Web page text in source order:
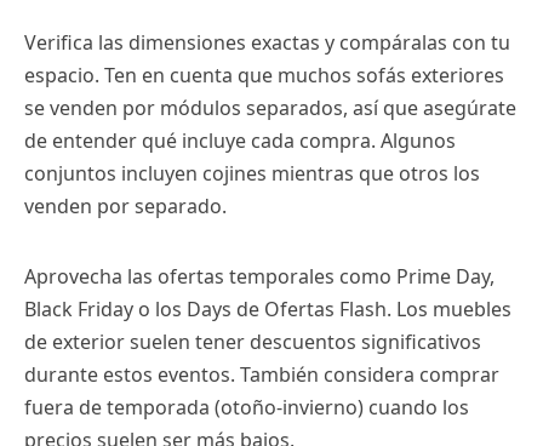
Verifica las dimensiones exactas y compáralas con tu
espacio. Ten en cuenta que muchos sofás exteriores
se venden por módulos separados, así que asegúrate
de entender qué incluye cada compra. Algunos
conjuntos incluyen cojines mientras que otros los
venden por separado.
Aprovecha las ofertas temporales como Prime Day,
Black Friday o los Days de Ofertas Flash. Los muebles
de exterior suelen tener descuentos significativos
durante estos eventos. También considera comprar
fuera de temporada (otoño-invierno) cuando los
precios suelen ser más bajos.